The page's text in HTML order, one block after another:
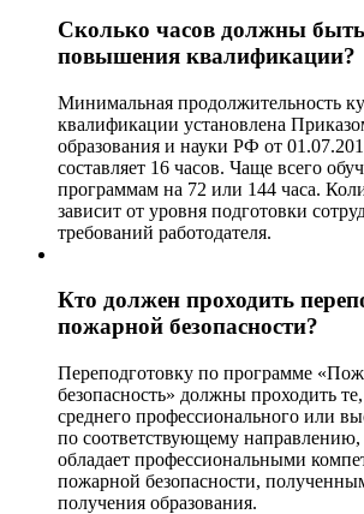
Сколько часов должны
повышения квалификации?
Минимальная продолжительность
квалификации установлена
образования и науки РФ от
составляет 16 часов. Чаще всего
программам на 72 или 144 часа.
зависит от уровня подготовки
требований работодателя.
Кто должен проходить
пожарной безопасности?
Переподготовку по программе
безопасность» должны проходить
среднего профессионального или
по соответствующему направлению,
обладает профессиональными
пожарной безопасности,
получения образования.